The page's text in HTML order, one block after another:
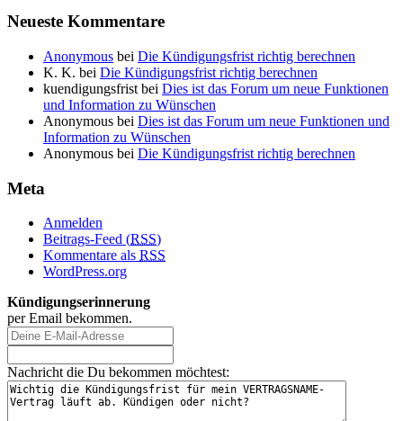
Neueste Kommentare
Anonymous bei Die Kündigungsfrist richtig berechnen
K. K. bei Die Kündigungsfrist richtig berechnen
kuendigungsfrist bei Dies ist das Forum um neue Funktionen
und Information zu Wünschen
Anonymous bei Dies ist das Forum um neue Funktionen und
Information zu Wünschen
Anonymous bei Die Kündigungsfrist richtig berechnen
Meta
Anmelden
Beitrags-Feed (RSS)
Kommentare als RSS
WordPress.org
Kündigungserinnerung
per Email bekommen.
Nachricht die Du bekommen möchtest: